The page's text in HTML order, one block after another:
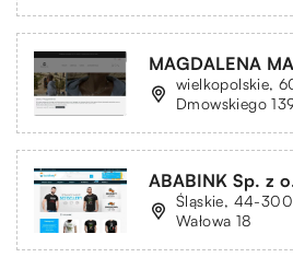
MAGDALENA
wielkopolskie,
Dmowskiego
ABABINK Sp. z
Śląskie, 44-300
Wałowa 18